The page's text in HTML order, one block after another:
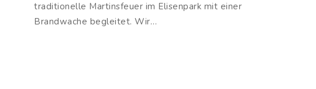
traditionelle Martinsfeuer im Elisenpark mit einer
Brandwache begleitet. Wir…